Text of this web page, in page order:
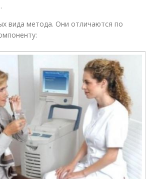
вида метода. Они отличаются по